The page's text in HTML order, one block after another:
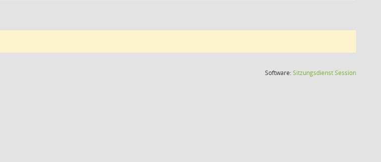
Software:SitzungsdienstSession(Wird in